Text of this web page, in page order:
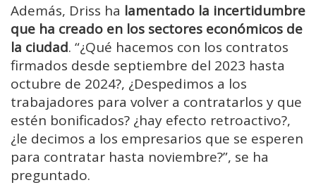
Además, Driss ha lamentado la incertidumbre
que ha creado en los sectores económicos de
la ciudad. “¿Qué hacemos con los contratos
firmados desde septiembre del 2023 hasta
octubre de 2024?, ¿Despedimos a los
trabajadores para volver a contratarlos y que
estén bonificados? ¿hay efecto retroactivo?,
¿le decimos a los empresarios que se esperen
para contratar hasta noviembre?”, se ha
preguntado.